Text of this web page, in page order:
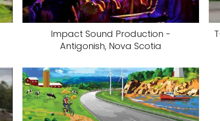
Impact Sound Production -
Antigonish, Nova Scotia